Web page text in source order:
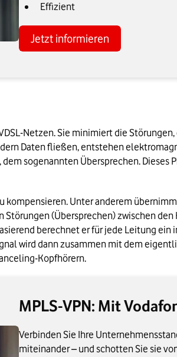
Effizient
Jetzt informieren
Netzen. Sie minimiert die
Daten fließen, entstehen
sogenannten Übersprechen. Dieses
Unter anderem
(Übersprechen) zwischen
berechnet er für jede Leitung ein
wird dann zusammen mit dem
Kopfhörern.
MPLS-VPN: Mit
Verbinden Sie Ihre
miteinander – und schotten Sie sie